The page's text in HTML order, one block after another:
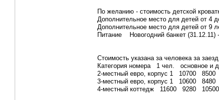
По желанию - стоимость детской
Дополнительное место для детей от
Дополнительное место для детей от
Питание Новогодний банкет (31.12.11)
Стоимость указана за человека за
Категория номера 1 чел. основное и
2-местный евро, корпус 1 10700
3-местный евро, корпус 1 10600
4-местный коттедж 11600 9280 10500